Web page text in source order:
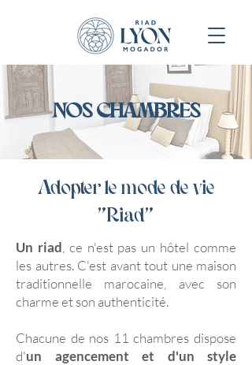
NOS CHAMBRES
Adopter le mode de vie
"Riad"
Un riad , ce n'est pas un hôtel comme
les autres. C'est avant tout une maison
traditionnelle marocaine, avec son
charme et son authenticité.
Chacune de nos 11 chambres dispose
d'un agencement et d'un style